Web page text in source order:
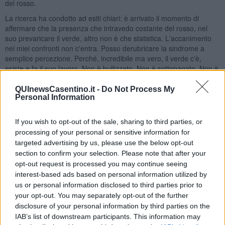
QUInewsCasentino.it - Do Not Process My
Personal Information
If you wish to opt-out of the sale, sharing to third parties, or
processing of your personal or sensitive information for
targeted advertising by us, please use the below opt-out
section to confirm your selection. Please note that after your
opt-out request is processed you may continue seeing
interest-based ads based on personal information utilized by
us or personal information disclosed to third parties prior to
your opt-out. You may separately opt-out of the further
disclosure of your personal information by third parties on the
IAB’s list of downstream participants. This information may
del rosso.
La ricerca ha condotto ad esiti chiari: è arrivato il momento di
affermare che la presenza che intravedo costante del rosso, nel
suo prevaricare il verde, altro non è che statistica. L'accanimento
nei miei confronti non c'entra. Posso derubricare la sindrome a
semplice percezione. Perché, incredibile ma vero, il verde c'è,
esiste e fa il suo lavoro. Non è bullizzato. Non è sottopagato. Non è
Ha solo bisogno del suo tempo, come per tutto.
erano quasi tutti rossi. Ieri, invece...
Ieri. Se ben ricordo è stato un giorno fortunato...
Gianni Micheli
Se vuoi leggere le notizie principali della Toscana iscriviti alla